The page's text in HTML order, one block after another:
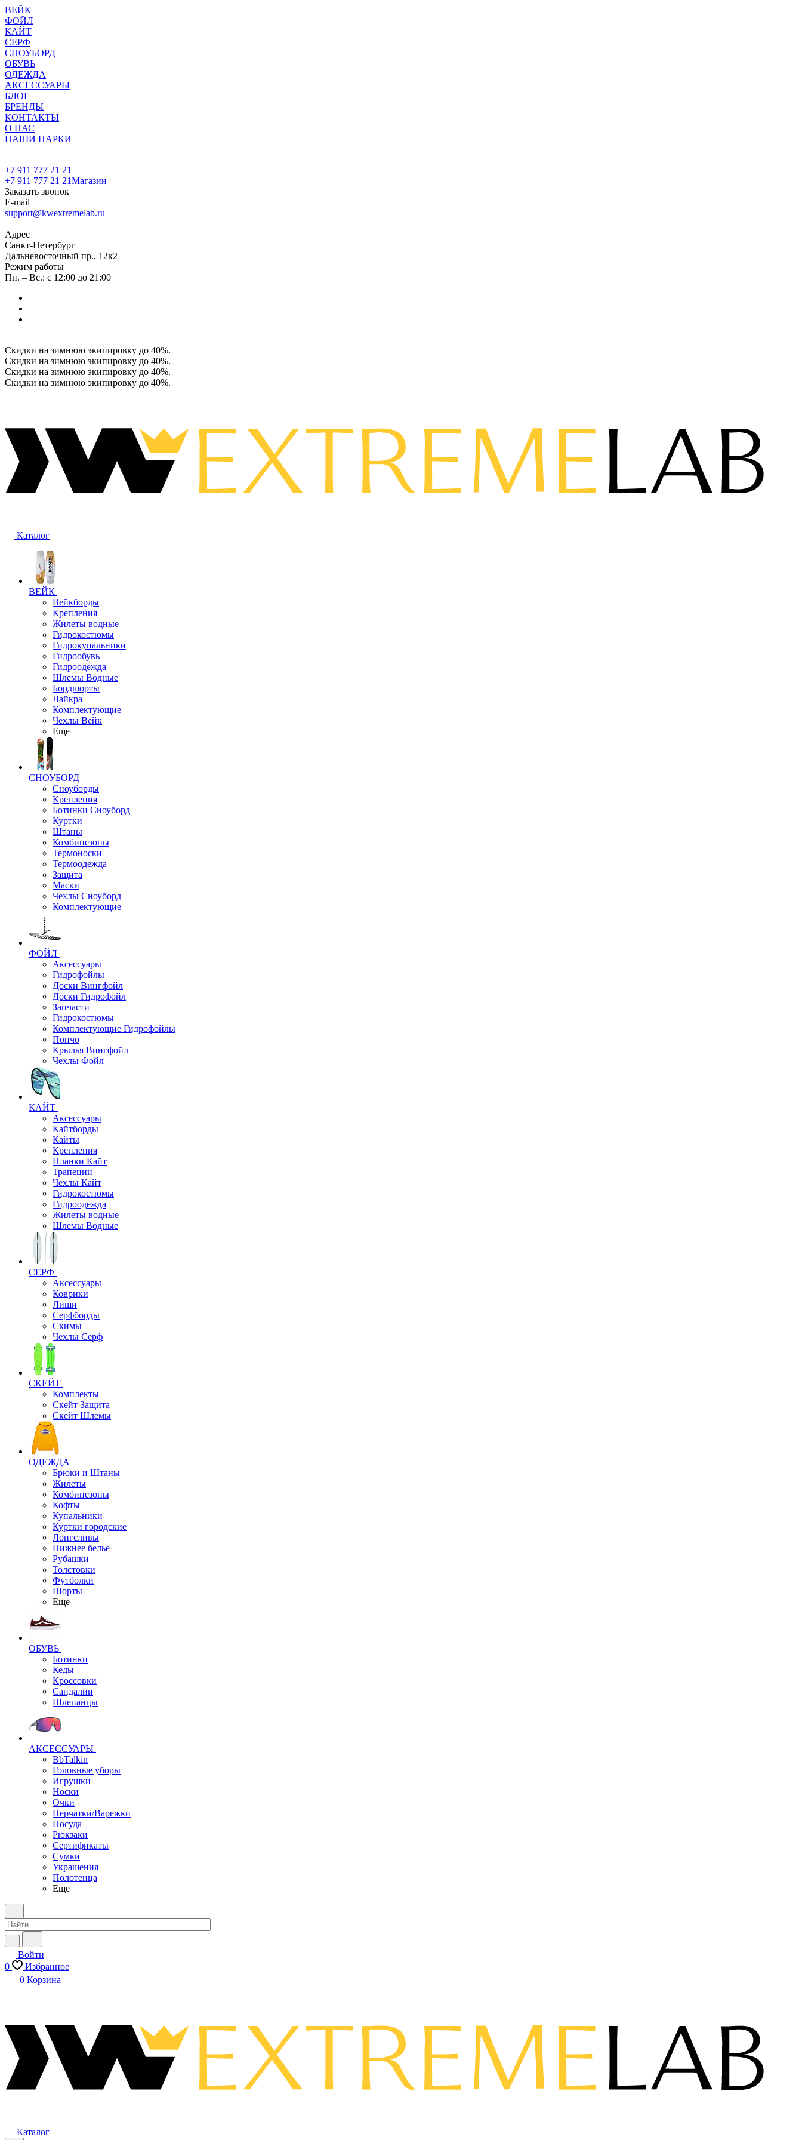
ВЕЙК
ФОЙЛ
КАЙТ
СЕРФ
СНОУБОРД
ОБУВЬ
ОДЕЖДА
АКСЕССУАРЫ
БЛОГ
БРЕНДЫ
КОНТАКТЫ
О НАС
НАШИ ПАРКИ
+7 911 777 21 21
+7 911 777 21 21Магазин
Заказать звонок
E-mail
support@kwextremelab.ru
Адрес
Санкт-Петербург
Дальневосточный пр., 12к2
Режим работы
Пн. – Вс.: с 12:00 до 21:00
Скидки на зимнюю экипировку до 40%.
Скидки на зимнюю экипировку до 40%.
Скидки на зимнюю экипировку до 40%.
Скидки на зимнюю экипировку до 40%.
Каталог
ВЕЙК
Вейкборды
Крепления
Жилеты водные
Гидрокостюмы
Гидрокупальники
Гидрообувь
Гидроодежда
Шлемы Водные
Бордшорты
Лайкра
Комплектующие
Чехлы Вейк
Еще
СНОУБОРД
Сноуборды
Крепления
Ботинки Сноуборд
Куртки
Штаны
Комбинезоны
Термоноски
Термоодежда
Защита
Маски
Чехлы Сноуборд
Комплектующие
ФОЙЛ
Аксессуары
Гидрофойлы
Доски Вингфойл
Доски Гидрофойл
Запчасти
Гидрокостюмы
Комплектующие Гидрофойлы
Пончо
Крылья Вингфойл
Чехлы Фойл
КАЙТ
Аксессуары
Кайтборды
Кайты
Крепления
Планки Кайт
Трапеции
Чехлы Кайт
Гидрокостюмы
Гидроодежда
Жилеты водные
Шлемы Водные
СЕРФ
Аксессуары
Коврики
Лиши
Серфборды
Скимы
Чехлы Cерф
СКЕЙТ
Комплекты
Скейт Защита
Скейт Шлемы
ОДЕЖДА
Брюки и Штаны
Жилеты
Комбинезоны
Кофты
Купальники
Куртки городские
Лонгсливы
Нижнее белье
Рубашки
Толстовки
Футболки
Шорты
Еще
ОБУВЬ
Ботинки
Кеды
Кроссовки
Сандалии
Шлепанцы
АКСЕССУАРЫ
BbTalkin
Головные уборы
Игрушки
Носки
Очки
Перчатки/Варежки
Посуда
Рюкзаки
Сертификаты
Сумки
Украшения
Полотенца
Еще
Войти
0
Избранное
0 Корзина
Каталог